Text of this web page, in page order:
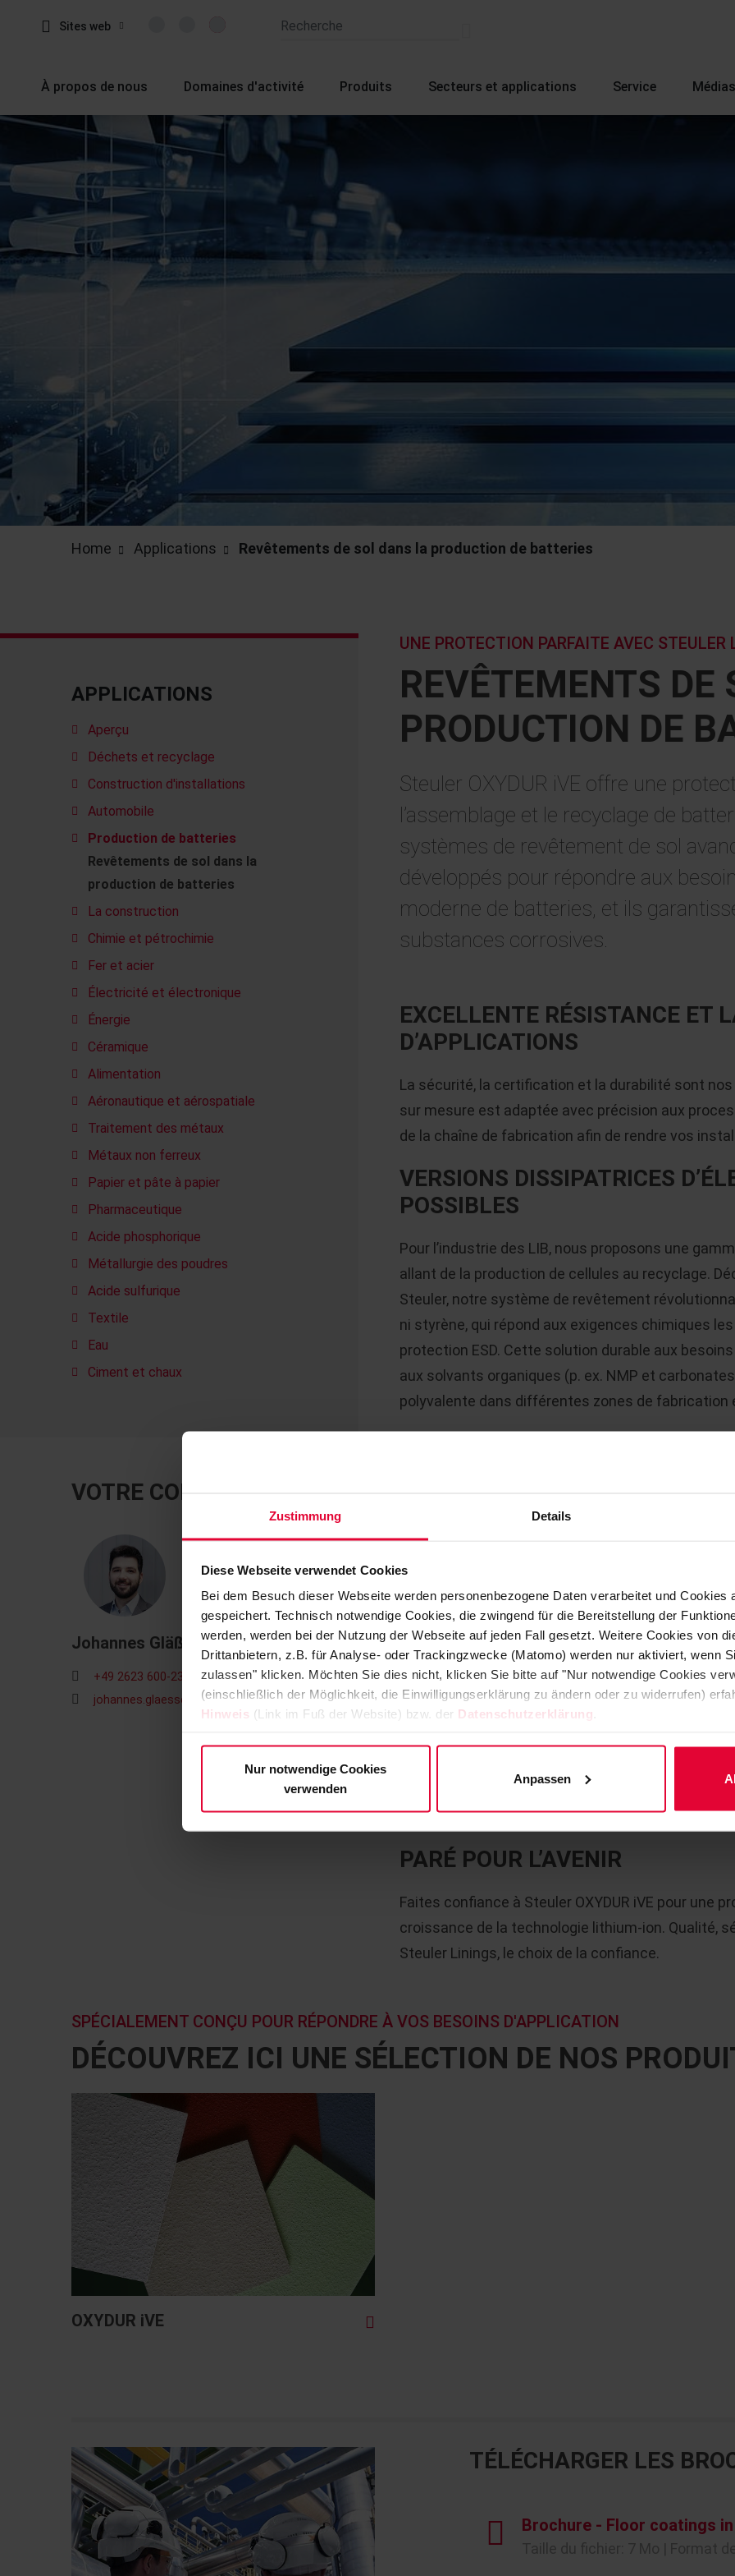
Zustimmung Details
Diese Webseite verwendet Cookies
Bei dem Besuch dieser Webseite werden personenbezogene Daten verarbeitet und Cookies
gespeichert. Technisch notwendige Cookies, die zwingend für die Bereitstellung der
werden, werden bei der Nutzung der Webseite auf jeden Fall gesetzt. Weitere Cookies von
Drittanbietern, z.B. für Analyse- oder Trackingzwecke (Matomo) werden nur aktiviert, wenn
zulassen" klicken. Möchten Sie dies nicht, klicken Sie bitte auf "Nur notwendige Cookies
(einschließlich der Möglichkeit, die Einwilligungserklärung zu ändern oder zu widerrufen)
Hinweis (Link im Fuß der Website) bzw. der Datenschutzerklärung
Nur notwendige Cookies
verwenden
Anpassen
Sites web
À propos de nous Domaines d'activité Produits Secteurs et applications Service Médias
Home Applications Revêtements de sol dans la production de batteries
APPLICATIONS
Aperçu
Déchets et recyclage
Construction d'installations
Automobile
Production de batteries
Revêtements de sol dans la
production de batteries
La construction
Chimie et pétrochimie
Fer et acier
Électricité et électronique
Énergie
Céramique
Alimentation
Aéronautique et aérospatiale
Traitement des métaux
Métaux non ferreux
Papier et pâte à papier
Pharmaceutique
Acide phosphorique
Métallurgie des poudres
Acide sulfurique
Textile
Eau
Ciment et chaux
VOTRE CONTACT
Johannes Gläßer
+49 2623 600-233
johannes.glaesser@steuler.de
REVÊTEMENTS DE
PRODUCTION DE
UNE PROTECTION PARFAITE AVEC STEULER
Steuler OXYDUR iVE offre une
l’assemblage et le recyclage de
systèmes de revêtement de sol
développés pour répondre aux
moderne de batteries, et ils
substances corrosives.
EXCELLENTE RÉSISTANCE ET
D’APPLICATIONS
La sécurité, la certification et la durabilité sont
sur mesure est adaptée avec précision aux
de la chaîne de fabrication afin de rendre vos
VERSIONS DISSIPATRICES
POSSIBLES
Pour l’industrie des LIB, nous proposons une
allant de la production de cellules au recyclage.
Steuler, notre système de revêtement
ni styrène, qui répond aux exigences chimiques
protection ESD. Cette solution durable aux
aux solvants organiques (p. ex. NMP et
polyvalente dans différentes zones de fabrication
Le produit est bien entendu certifié : OXYDUR
de COV du schéma de contrôle AgBB et
La conformité HSE permet une application
Les versions à dissipation électrique / ESD
environnements de production, ce qui s’avère
environnement de production.
Steuler OXYDUR iVE offre une protection contre
thermiques et mécaniques, y compris contre les
génération. Nos spécialistes expérimentés
différentes exigences de la production de
réalisation et garantissent une supervision
l’installation clé en main.
PARÉ POUR L’AVENIR
Faites confiance à Steuler OXYDUR iVE pour une
croissance de la technologie lithium-ion. Qualité,
Steuler Linings, le choix de la confiance.
DÉCOUVREZ ICI UNE SÉLECTION DE NOS
SPÉCIALEMENT CONÇU POUR RÉPONDRE À VOS BESOINS D'APPLICATION
OXYDUR iVE
TÉLÉCHARGER LES
Brochure - Floor coatings